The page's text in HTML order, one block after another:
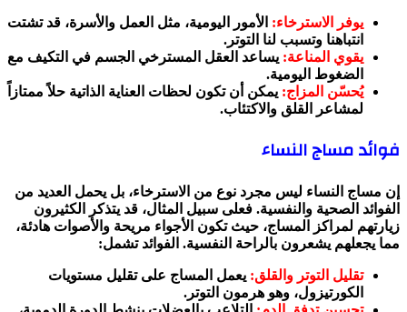
يوفر الاسترخاء: الأمور اليومية، مثل العمل والأسرة، قد تشتت
انتباهنا وتسبب لنا التوتر.
يقوي المناعة: يساعد العقل المسترخي الجسم في التكيف مع
الضغوط اليومية.
يُحسّن المزاج: يمكن أن تكون لحظات العناية الذاتية حلاً ممتازاً
لمشاعر القلق والاكتئاب.
فوائد مساج النساء
إن مساج النساء ليس مجرد نوع من الاسترخاء، بل يحمل العديد من
الفوائد الصحية والنفسية. فعلى سبيل المثال، قد يتذكر الكثيرون
زيارتهم لمراكز المساج، حيث تكون الأجواء مريحة والأصوات هادئة،
مما يجعلهم يشعرون بالراحة النفسية. الفوائد تشمل:
تقليل التوتر والقلق: يعمل المساج على تقليل مستويات
الكورتيزول، وهو هرمون التوتر.